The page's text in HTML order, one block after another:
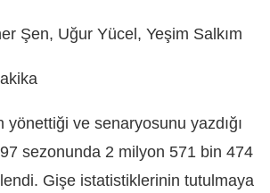
Şen, Uğur Yücel, Yeşim Salkım
yönettiği ve senaryosunu yazdığı
sezonunda 2 milyon 571 bin 474
Gişe istatistiklerinin tutulmaya